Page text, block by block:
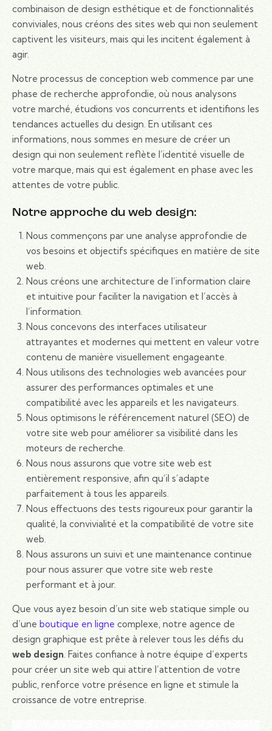
combinaison de design esthétique et de fonctionnalités
conviviales, nous créons des sites web qui non seulement
captivent les visiteurs, mais qui les incitent également à
agir.
Notre processus de conception web commence par une
phase de recherche approfondie, où nous analysons
votre marché, étudions vos concurrents et identifions les
tendances actuelles du design. En utilisant ces
informations, nous sommes en mesure de créer un
design qui non seulement reflète l’identité visuelle de
votre marque, mais qui est également en phase avec les
attentes de votre public.
Notre approche du web design:
Nous commençons par une analyse approfondie de
vos besoins et objectifs spécifiques en matière de site
web.
Nous créons une architecture de l’information claire
et intuitive pour faciliter la navigation et l’accès à
l’information.
Nous concevons des interfaces utilisateur
attrayantes et modernes qui mettent en valeur votre
contenu de manière visuellement engageante.
Nous utilisons des technologies web avancées pour
assurer des performances optimales et une
compatibilité avec les appareils et les navigateurs.
Nous optimisons le référencement naturel (SEO) de
votre site web pour améliorer sa visibilité dans les
moteurs de recherche.
Nous nous assurons que votre site web est
entièrement responsive, afin qu’il s’adapte
parfaitement à tous les appareils.
Nous effectuons des tests rigoureux pour garantir la
qualité, la convivialité et la compatibilité de votre site
web.
Nous assurons un suivi et une maintenance continue
pour nous assurer que votre site web reste
performant et à jour.
Que vous ayez besoin d’un site web statique simple ou
d’une boutique en ligne complexe, notre agence de
design graphique est prête à relever tous les défis du
web design . Faites confiance à notre équipe d’experts
pour créer un site web qui attire l’attention de votre
public, renforce votre présence en ligne et stimule la
croissance de votre entreprise.